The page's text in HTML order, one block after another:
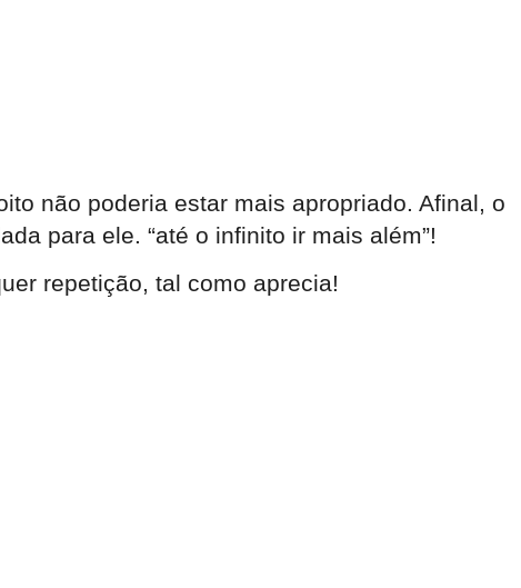
não poderia estar mais apropriado. Afinal, o
para ele. “até o infinito ir mais além”!
repetição, tal como aprecia!